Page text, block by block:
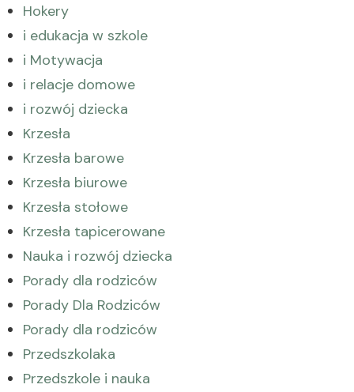
Hokery
i edukacja w szkole
i Motywacja
i relacje domowe
i rozwój dziecka
Krzesła
Krzesła barowe
Krzesła biurowe
Krzesła stołowe
Krzesła tapicerowane
Nauka i rozwój dziecka
Porady dla rodziców
Porady Dla Rodziców
Porady dla rodziców
Przedszkolaka
Przedszkole i nauka